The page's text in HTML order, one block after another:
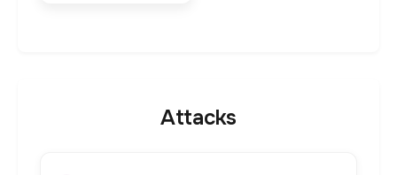
Attacks